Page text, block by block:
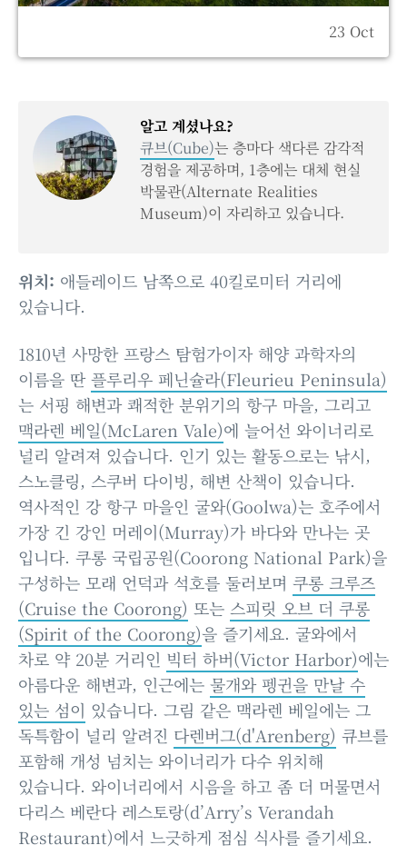
23 Oct
알고 계셨나요?
큐브(Cube)는 층마다 색다른 감각적
경험을 제공하며, 1층에는 대체 현실
박물관(Alternate Realities
Museum)이 자리하고 있습니다.
위치: 애들레이드 남쪽으로 40킬로미터 거리에
있습니다.
1810년 사망한 프랑스 탐험가이자 해양 과학자의
이름을 딴플루리우 페닌슐라(Fleurieu Peninsula)
는 서핑 해변과 쾌적한 분위기의 항구 마을, 그리고
맥라렌 베일(McLaren Vale)에 늘어선 와이너리로
널리 알려져 있습니다. 인기 있는 활동으로는 낚시,
스노클링, 스쿠버 다이빙, 해변 산책이 있습니다.
역사적인 강 항구 마을인 굴와(Goolwa)는 호주에서
가장 긴 강인 머레이(Murray)가 바다와 만나는 곳
입니다. 쿠롱 국립공원(Coorong National Park)을
구성하는 모래 언덕과 석호를 둘러보며 쿠롱 크루즈
(Cruise the Coorong) 또는 스피릿 오브 더 쿠롱
(Spirit of the Coorong)을 즐기세요. 굴와에서
차로 약 20분 거리인 빅터 하버(Victor Harbor)에는
아름다운 해변과, 인근에는 물개와 펭귄을 만날 수
있는 섬이 있습니다. 그림 같은 맥라렌 베일에는 그
독특함이 널리 알려진 다렌버그(d'Arenberg) 큐브를
포함해 개성 넘치는 와이너리가 다수 위치해
있습니다. 와이너리에서 시음을 하고 좀 더 머물면서
다리스 베란다 레스토랑(d’Arry’s Verandah
Restaurant)에서 느긋하게 점심 식사를 즐기세요.